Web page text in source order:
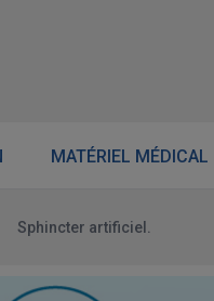
MATÉRIEL MÉDICAL
Sphincter artificiel.